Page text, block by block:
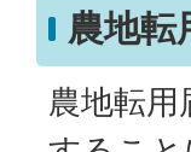
農地転
農地転